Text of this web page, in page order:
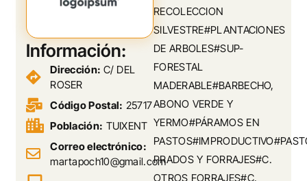
RECOLECCION
SILVESTRE#PLANTACIONES
DE ARBOLES#SUP-
FORESTAL
MADERABLE#BARBECHO,
ABONO VERDE Y
YERMO#PÁRAMOS EN
PRADOS Y FORRAJES#C.
OTROS FORRAJES#C.
Información:
Dirección: C/ DEL
ROSER
Código Postal: 25717
Población: TUIXENT
Correo electrónico:
martapoch10@gmail.com